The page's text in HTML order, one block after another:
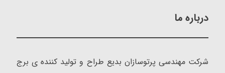
درباره ما
شرکت مهندسی پرتوسازان بدیع طراح و تولید کننده ی برج